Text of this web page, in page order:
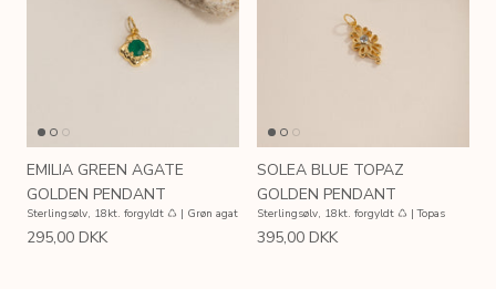
EMILIA GREEN AGATE
GOLDEN PENDANT
Sterlingsølv, 18kt. forgyldt ♺ | Grøn agat
295,00 DKK
SOLEA BLUE TOPAZ
GOLDEN PENDANT
Sterlingsølv, 18kt. forgyldt ♺ | Topas
395,00 DKK